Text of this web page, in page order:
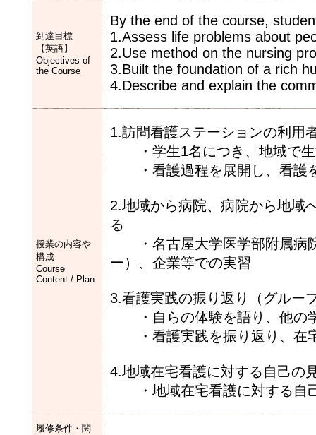
到達目標
【英語】
Objectives of
the Course
By the end of the course,
1.Assess life problems about
2.Use method on the nursing
3.Built the foundation of a rich
4.Describe and explain the
授業の内容や
構成
Course
Content / Plan
1.訪問看護ステーションの利用
・学生1名につき、地域で生
・看護過程を展開し、看護
2.地域から病院、病院から地域
る
・名古屋大学医学部附属病院
ー）、企業等での実習
3.看護実践の振り返り（グルー
・自らの体験を語り、他の
・看護実践を振り返り、在
4.地域在宅看護に対する自己の
・地域在宅看護に対する自
履修条件・関